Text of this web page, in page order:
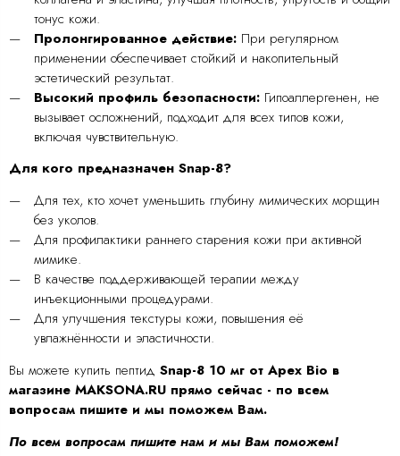
тонус кожи.
Пролонгированное действие:При регулярном
применении обеспечивает стойкий и накопительный
эстетический результат.
Высокий профиль безопасности:Гипоаллергенен, не
вызывает осложнений, подходит для всех типов кожи,
включая чувствительную.
Для кого предназначен Snap-8?
Для тех, кто хочет уменьшить глубину мимических морщин
без уколов.
Для профилактики раннего старения кожи при активной
мимике.
В качестве поддерживающей терапии между
инъекционными процедурами.
Для улучшения текстуры кожи, повышения её
увлажнённости и эластичности.
Вы можете купить пептид Snap-8 10 мг от Apex Bio в
магазине MAKSONA.RU прямо сейчас - по всем
вопросам пишите и мы поможем Вам.
По всем вопросам пишите нам и мы Вам поможем!